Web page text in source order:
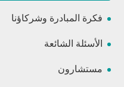
فكرة المبادرة وشركاؤنا
الأسئلة الشائعة
مستشارون